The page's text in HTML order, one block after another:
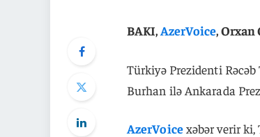
BAKI,AzerVoice, Orxan
Türkiyə Prezidenti Rəcəb
Burhan ilə Ankarada
AzerVoicexəbər verir ki,